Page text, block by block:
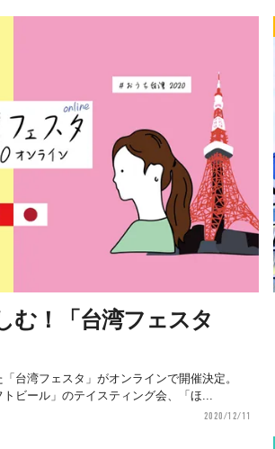
む！「台湾フェスタ
台湾フェスタ」がオンラインで開催決定。
ビール」のテイスティング会、「ほ...
2020/12/11